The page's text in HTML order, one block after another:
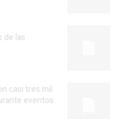
de las
casi tres mil
eventos